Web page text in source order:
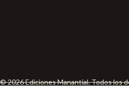
© 2026 Ediciones Manantial. Todos los